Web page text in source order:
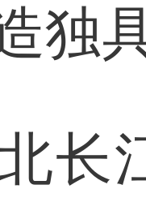
独
江